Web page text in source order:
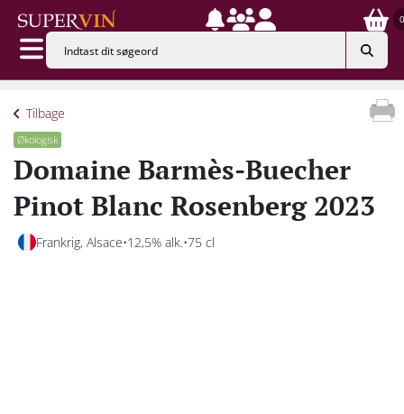
0
Tilbage
Økologisk
Domaine Barmès-Buecher
Pinot Blanc Rosenberg 2023
Frankrig, Alsace 12,5% alk. 75 cl